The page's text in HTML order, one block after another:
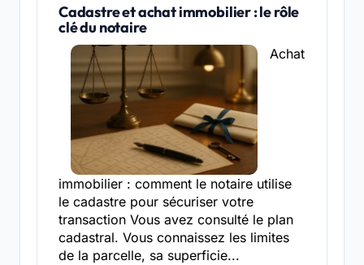
Cadastre et achat immobilier : le rôle
clé du notaire
Achat
immobilier : comment le notaire utilise
le cadastre pour sécuriser votre
transaction Vous avez consulté le plan
cadastral. Vous connaissez les limites
de la parcelle, sa superficie...